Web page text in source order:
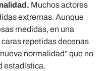
Muchos actores
extremas. Aunque
medidas, en una
repetidas decenas
normalidad” que no
estadística.